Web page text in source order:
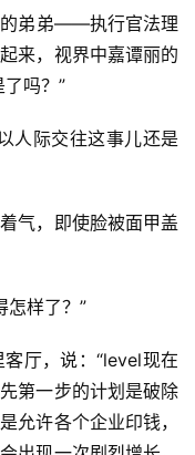
的弟弟——执行官法理
来，视界中嘉谭丽的
吗？”
人际交往这事儿还是
气，即使脸被面甲盖
怎样了？”
厅，说：“level现在
第一步的计划是破除
允许各个企业印钱，